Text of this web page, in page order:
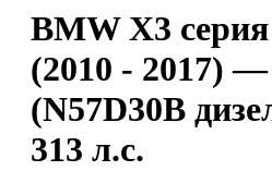
BMW X3
(2010 - 2017)
(N57D30B
313 л.с.